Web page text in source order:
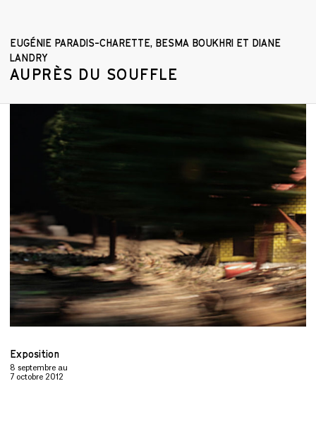
EUGÉNIE PARADIS-CHARETTE, BESMA BOUKHRI ET DIANE
LANDRY
AUPRÈS DU SOUFFLE
Exposition
8 septembre au
7 octobre 2012